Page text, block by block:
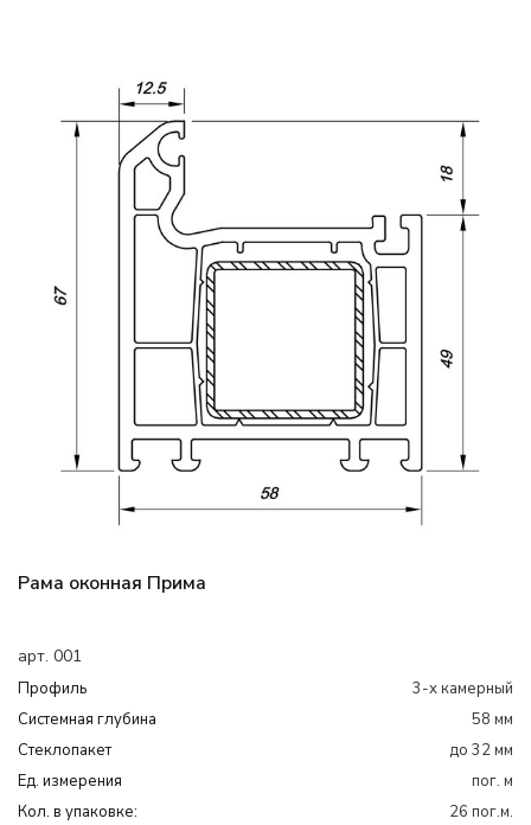
Рама оконная Прима
арт. 001
Профиль
3-х камерный
Системная глубина
58 мм
Cтеклопакет
до 32 мм
Ед. измерения
пог. м
Кол. в упаковке:
26 пог.м.